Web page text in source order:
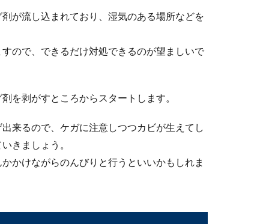
眼科へ。眼鏡はあくまでも医療器具です
を受診しましょう。 眼鏡の販売店でも、視力検査を行ってい
が流し込まれており、湿気のある場所などを
ので、できるだけ対処できるのが望ましいで
を剥がすところからスタートします。
来るので、ケガに注意しつつカビが生えてし
きましょう。
かけながらのんびりと行うといいかもしれま